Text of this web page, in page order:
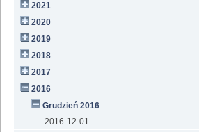
2021
2020
2019
2018
2017
2016
Grudzień 2016
2016-12-01